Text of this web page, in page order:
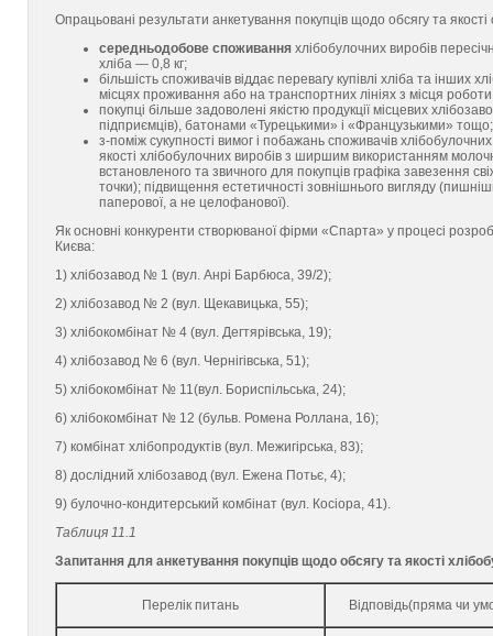
Опрацьовані результати анкетування покупців щодо обсягу та
середньодобове споживання хлібобулочних виробів
хліба — 0,8 кг;
більшість споживачів віддає перевагу купівлі хліба та інших
місцях проживання або на транспортних лініях з місця
покупці більше задоволені якістю продукції місцевих
підприємців), батонами «Турецькими» і «Французькими» тощо;
з-поміж сукупності вимог і побажань споживачів
якості хлібобулочних виробів з ширшим використанням
встановленого та звичного для покупців графіка завезення
точки); підвищення естетичності зовнішнього вигляду
паперової, а не целофанової).
Як основні конкуренти створюваної фірми «Спарта» у процесі
Києва:
1) хлібозавод № 1 (вул. Анрі Барбюса, 39/2);
2) хлібозавод № 2 (вул. Щекавицька, 55);
3) хлібокомбінат № 4 (вул. Дегтярівська, 19);
4) хлібозавод № 6 (вул. Чернігівська, 51);
5) хлібокомбінат № 11(вул. Бориспільська, 24);
6) хлібокомбінат № 12 (бульв. Ромена Роллана, 16);
7) комбінат хлібопродуктів (вул. Межигірська, 83);
8) дослідний хлібозавод (вул. Ежена Потьє, 4);
9) булочно-кондитерський комбінат (вул. Косіора, 41).
Таблиця 11.1
Запитання для анкетування покупців щодо обсягу та якості
Перелік питань Відповідь(пряма чи